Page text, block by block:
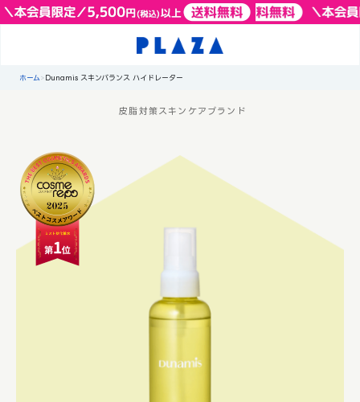
ホーム > Dunamis スキンバランス ハイドレーター
皮脂対策スキンケアブランド